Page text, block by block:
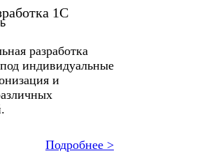
1С
разработка
индивидуальные
и
Подробнее >